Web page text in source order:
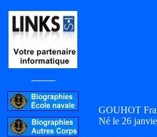
--------
GOUHOT
Né le 26